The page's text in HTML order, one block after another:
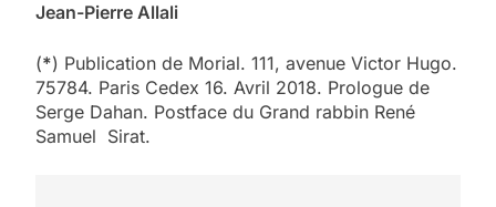
Jean-Pierre Allali
(*) Publication de Morial. 111, avenue Victor Hugo.
75784. Paris Cedex 16. Avril 2018. Prologue de
Serge Dahan. Postface du Grand rabbin René
Samuel Sirat.
5
2025, l’année la plus
meurtrière selon le